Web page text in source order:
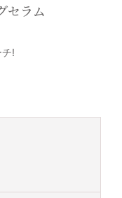
セラム
!